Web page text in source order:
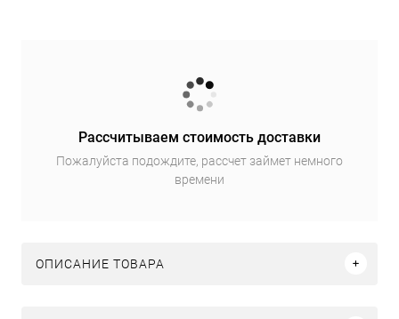
Рассчитываем стоимость доставки
Пожалуйста подождите, рассчет займет немного
времени
ОПИСАНИЕ ТОВАРА